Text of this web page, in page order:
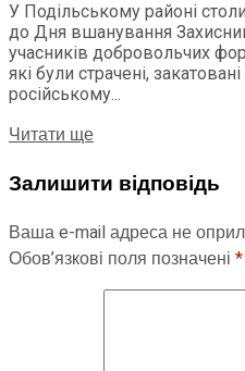
У Подільському районі
до Дня вшанування
учасників добровольчих
які були страчені,
російському...
Читати ще
Залишити відповідь
Ваша e-mail адреса не
Обов’язкові поля позначені *